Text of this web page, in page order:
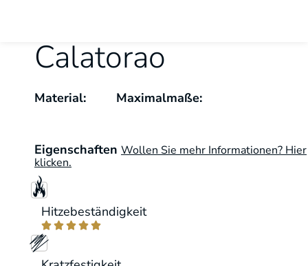
Calatorao
Material: Maximalmaße:
Eigenschaften Wollen Sie mehr Informationen? Hier
klicken.
Hitzebeständigkeit
    